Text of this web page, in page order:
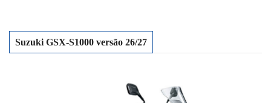
Suzuki GSX-S1000 versão 26/27